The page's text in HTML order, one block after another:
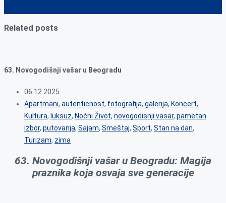
Related posts
63. Novogodišnji vašar u Beogradu
06.12.2025
Apartmani, autenticnost, fotografija, galerija, Koncert,
Kultura, luksuz, Noćni Život, novogodisnji vasar, pametan
izbor, putovanja, Sajam, Smeštaj, Sport, Stan na dan,
Turizam, zima
63. Novogodišnji vašar u Beogradu: Magija
praznika koja osvaja sve generacije